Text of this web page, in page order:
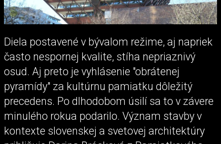
Diela postavené v bývalom režime, aj napriek
často nespornej kvalite, stíha nepriaznivý
osud. Aj preto je vyhlásenie "obrátenej
pyramídy" za kultúrnu pamiatku dôležitý
precedens. Po dlhodobom úsilí sa to v závere
minulého rokua podarilo. Význam stavby v
kontexte slovenskej a svetovej architektúry